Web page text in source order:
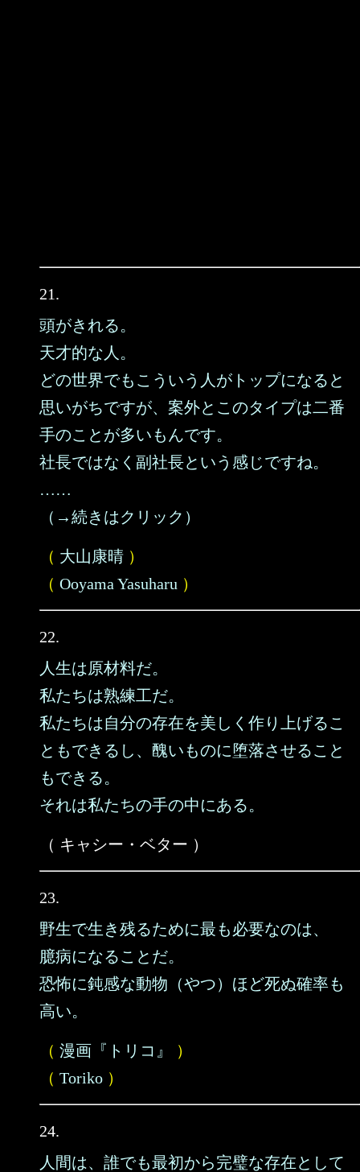
21.
頭がきれる。
天才的な人。
どの世界でもこういう人がトップになると
思いがちですが、案外とこのタイプは二番
手のことが多いもんです。
社長ではなく副社長という感じですね。
……
（→続きはクリック）
（ 大山康晴 ）
（ Ooyama Yasuharu ）
22.
人生は原材料だ。
私たちは熟練工だ。
私たちは自分の存在を美しく作り上げるこ
ともできるし、醜いものに堕落させること
もできる。
それは私たちの手の中にある。
（ キャシー・ベター ）
23.
野生で生き残るために最も必要なのは、
臆病になることだ。
恐怖に鈍感な動物（やつ）ほど死ぬ確率も
高い。
（ 漫画『トリコ』
）
（ Toriko ）
24.
人間は、誰でも最初から完璧な存在として